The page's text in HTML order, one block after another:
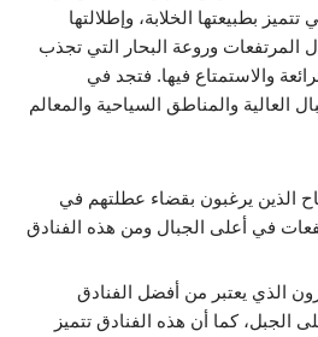
بطبيعتها الخلابة، وإطلالتها
المرتفعات وروعة البحار التي تجذب
والاستمتاع فيها. فتجد في
العالية والمناطق السياحية والمعالم
الذين يرغبون بقضاء عطلتهم في
في أعلى الجبال ومن هذه الفنادق
الذي يعتبر من أفضل الفنادق
الجبل، كما أن هذه الفنادق تتميز